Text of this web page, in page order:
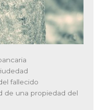
fallecido
de una propiedad del